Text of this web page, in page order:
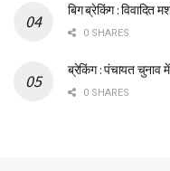
बिग ब्रेकिंग : विवादित
0 SHARES
ब्रेकिंग : पंचायत चुनाव
0 SHARES